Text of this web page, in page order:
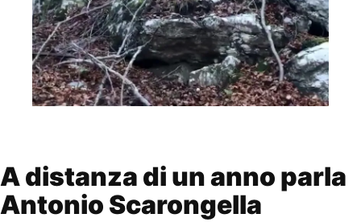
A distanza di un anno parla
Antonio Scarongella